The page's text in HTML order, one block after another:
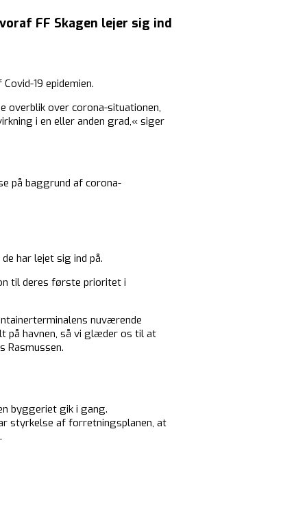
FF Skagen lejer sig ind
19 epidemien.
overblik over corona-situationen,
i en eller anden grad,« siger
på baggrund af corona-
har lejet sig ind på.
til deres første prioritet i
nuværende
på havnen, så vi glæder os til at
Rasmussen.
byggeriet gik i gang.
styrkelse af forretningsplanen, at